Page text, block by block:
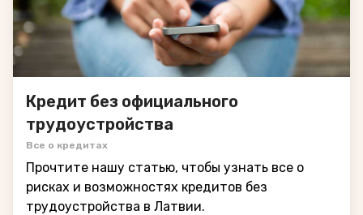
Кредит без официального
трудоустройства
Все о кредитах
Прочтите нашу статью, чтобы узнать все о
рисках и возможностях кредитов без
трудоустройства в Латвии.